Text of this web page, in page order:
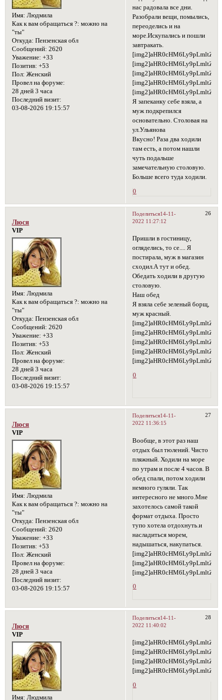
Имя: Людмила
Как к вам обращаться ?: можно на
"ты"
Откуда: Пензенская обл
Сообщений: 2620
Уважение: +33
Позитив: +53
Пол: Женский
Провел на форуме:
28 дней 3 часа
Последний визит:
03-08-2026 19:15:57
нас радовала все дни.
Разобрали вещи, помылись,
переоделись и на
море.Искупались и пошли
завтракать.
Я запеканку себе взяла, а
муж подкрепился
основательно. Столовая на
ул.Ульянова
Вкусно! Раза два ходили
там есть, а потом нашли
чуть подальше
замечательную столовую.
Больше всего туда ходили.
0
Поделиться 26
14-11-
2022 11:27:12
Люся
VIP
Имя: Людмила
Как к вам обращаться ?: можно на
"ты"
Откуда: Пензенская обл
Сообщений: 2620
Уважение: +33
Позитив: +53
Пол: Женский
Провел на форуме:
28 дней 3 часа
Последний визит:
03-08-2026 19:15:57
Пришли в гостиницу,
огляделись, то се.... Я
постирала, муж в магазин
сходил.А тут и обед.
Обедать ходили в другую
столовую.
Наш обед
Я взяла себе зеленый борщ,
муж красный.
0
Поделиться 27
14-11-
2022 11:36:15
Люся
VIP
Имя: Людмила
Как к вам обращаться ?: можно на
"ты"
Откуда: Пензенская обл
Сообщений: 2620
Уважение: +33
Позитив: +53
Пол: Женский
Провел на форуме:
28 дней 3 часа
Последний визит:
03-08-2026 19:15:57
Вообще, в этот раз наш
отдых был тюлений. Чисто
пляжный. Ходили на море
по утрам и после 4 часов. В
обед спали, потом ходили
немного гуляли. Так
интересного не много.Мне
захотелось самой такой
формат отдыха. Просто
тупо хотела отдохнуть.и
насладиться морем,
надышаться, накупаться.
0
Поделиться 28
14-11-
2022 11:40:02
Люся
VIP
Имя: Людмила
0